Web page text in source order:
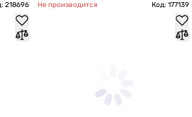
218696 Не производится Код: 177139